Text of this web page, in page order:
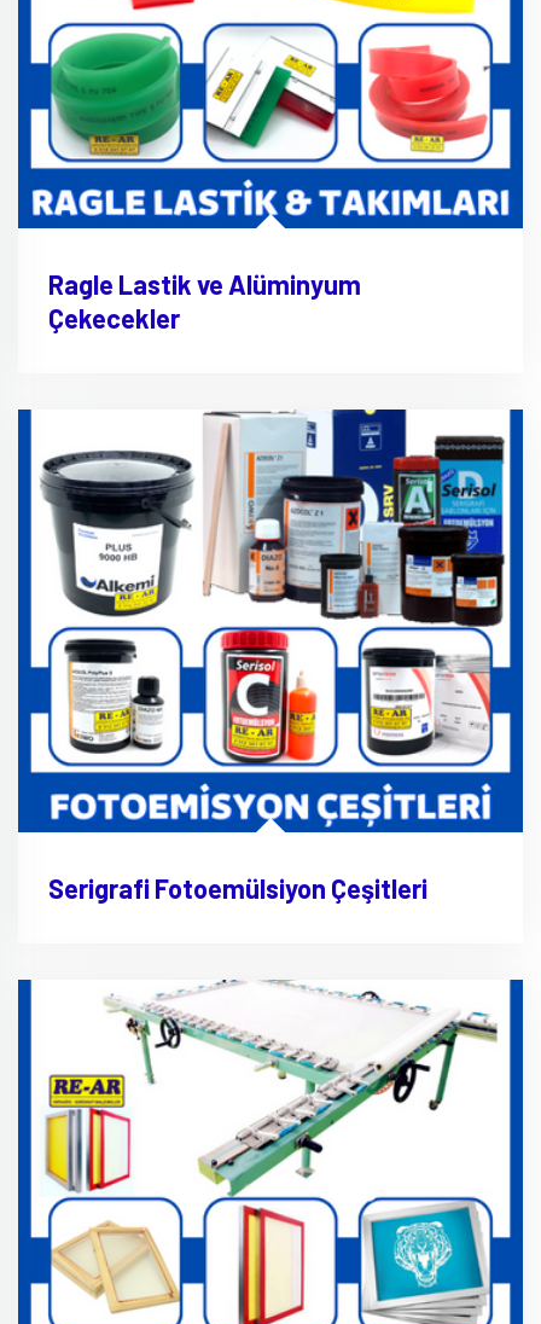
Ragle Lastik ve Alüminyum
Çekecekler
Serigrafi Fotoemülsiyon Çeşitleri